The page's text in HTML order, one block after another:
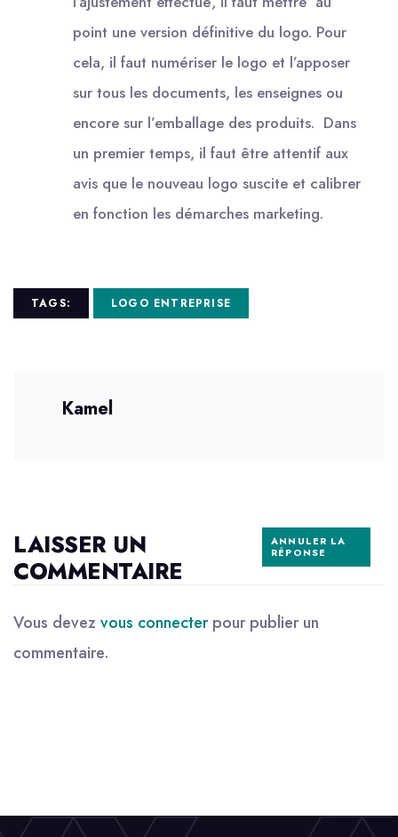
point une version définitive du logo. Pour
cela, il faut numériser le logo et l’apposer
sur tous les documents, les enseignes ou
encore sur l’emballage des produits. Dans
un premier temps, il faut être attentif aux
avis que le nouveau logo suscite et calibrer
en fonction les démarches marketing.
TAGS: LOGO ENTREPRISE
Kamel
LAISSER UN
COMMENTAIRE
ANNULER LA
RÉPONSE
Vous devez vous connecterpour publier un
commentaire.